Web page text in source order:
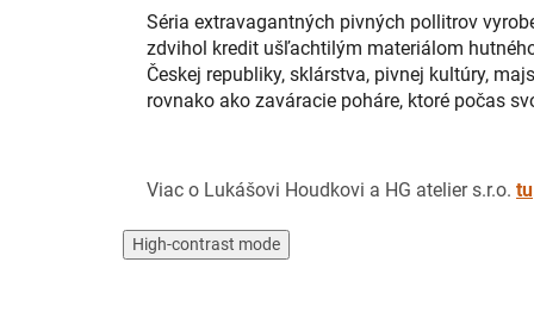
Séria extravagantných pivných pollitrov
zdvihol kredit ušľachtilým materiálom
Českej republiky, sklárstva, pivnej kultúry,
rovnako ako zaváracie poháre, ktoré počas
Viac o Lukášovi Houdkovi a HG atelier s.r.o. tu
High-contrast mode